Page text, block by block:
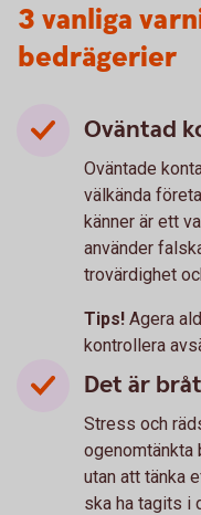
3 vanliga
bedrägerier
Oväntad
Oväntade
välkända
känner är ett
använder
trovärdighet
Tips! Agera
kontrollera
Det är
Stress och
ogenomtänkta
utan att tänka
ska ha tagits i